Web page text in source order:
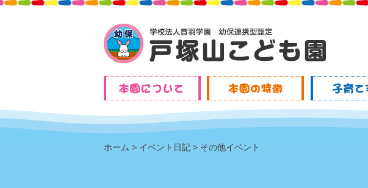
ホーム イベント日記 その他イベント